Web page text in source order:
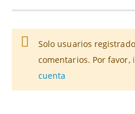
Solo usuarios
comentarios. Por favor,
cuenta